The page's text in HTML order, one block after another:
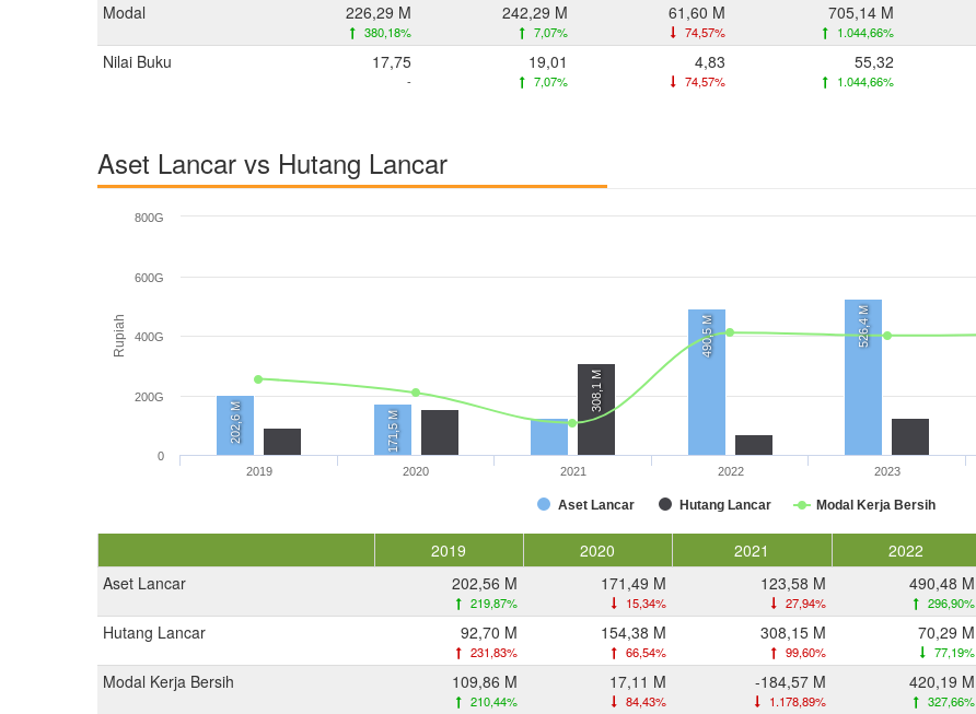
Modal 226,29 M
380,18%
242,29 M
7,07%
61,60 M
74,57%
705,14 M
1.044,66%
Nilai Buku 17,75
-
19,01
7,07%
4,83
74,57%
55,32
1.044,66%
Aset Lancar vs Hutang Lancar
Rupiah
202,6 M 171,5 M
490,5 M 526,4 M
308,1 M
Aset Lancar Hutang Lancar Modal Kerja Bersih
2019 2020 2021 2022 2023
0
200G
400G
600G
800G
2019 2020 2021 2022
Aset Lancar
202,56 M
219,87%
171,49 M
15,34%
123,58 M
27,94%
490,48 M
296,90%
Hutang Lancar 92,70 M
231,83%
154,38 M
66,54%
308,15 M
99,60%
70,29 M
77,19%
Modal Kerja Bersih 109,86 M
210,44%
17,11 M
84,43%
-184,57 M
1.178,89%
420,19 M
327,66%